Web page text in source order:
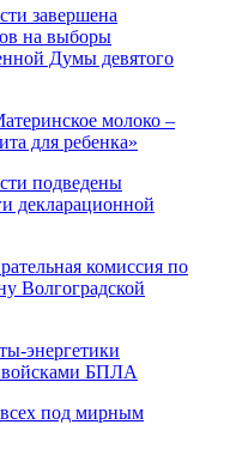
завершена
на выборы
Думы девятого
молоко –
для ребенка»
подведены
декларационной
комиссия по
Волгоградской
энергетики
войсками БПЛА
под мирным